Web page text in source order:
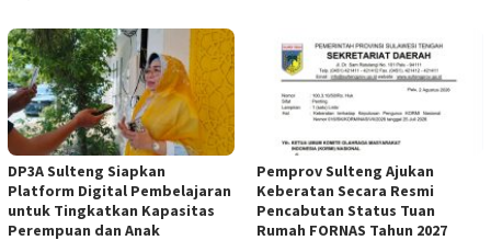
DP3A Sulteng Siapkan
Platform Digital Pembelajaran
untuk Tingkatkan Kapasitas
Perempuan dan Anak
Pemprov Sulteng Ajukan
Keberatan Secara Resmi
Pencabutan Status Tuan
Rumah FORNAS Tahun 2027